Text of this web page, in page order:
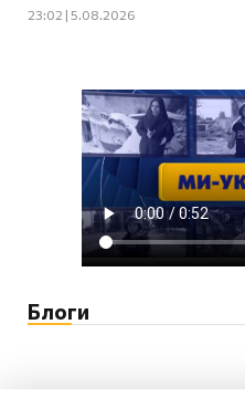
23:02 | 5.08.2026
Блоги